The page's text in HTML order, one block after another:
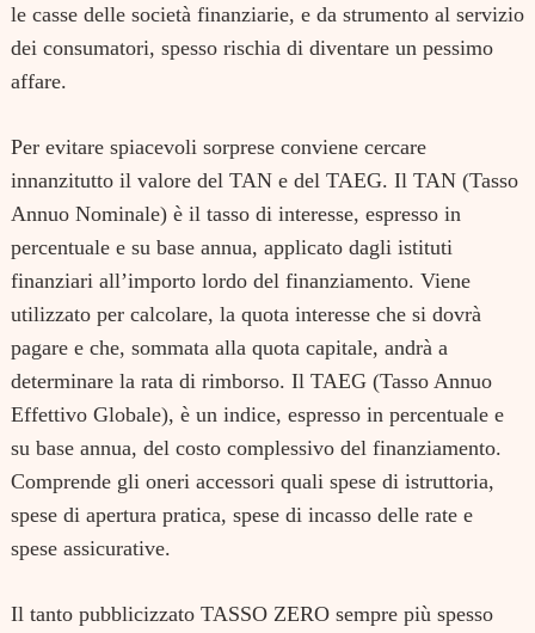
le casse delle società finanziarie, e da strumento al servizio
dei consumatori, spesso rischia di diventare un pessimo
affare.
Per evitare spiacevoli sorprese conviene cercare
innanzitutto il valore del TAN e del TAEG. Il TAN (Tasso
Annuo Nominale) è il tasso di interesse, espresso in
percentuale e su base annua, applicato dagli istituti
finanziari all’importo lordo del finanziamento. Viene
utilizzato per calcolare, la quota interesse che si dovrà
pagare e che, sommata alla quota capitale, andrà a
determinare la rata di rimborso. Il TAEG (Tasso Annuo
Effettivo Globale), è un indice, espresso in percentuale e
su base annua, del costo complessivo del finanziamento.
Comprende gli oneri accessori quali spese di istruttoria,
spese di apertura pratica, spese di incasso delle rate e
spese assicurative.
Il tanto pubblicizzato TASSO ZERO sempre più spesso